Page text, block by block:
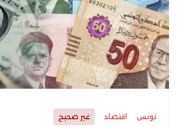
تونس اقتصاد غير صحيح